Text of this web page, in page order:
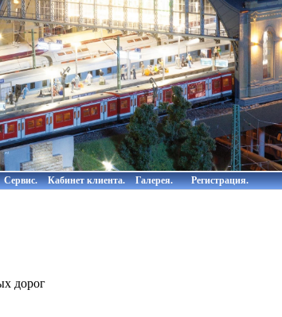
Сервис. Кабинет клиента. Галерея. Регистрация.
дорог